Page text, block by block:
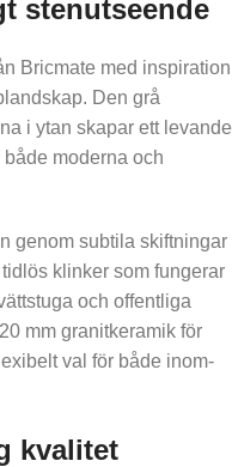
stenutseende
Bricmate med inspiration
Den grå
i ytan skapar ett levande
moderna och
genom subtila skiftningar
klinker som fungerar
och offentliga
mm granitkeramik för
val för både inom-
kvalitet